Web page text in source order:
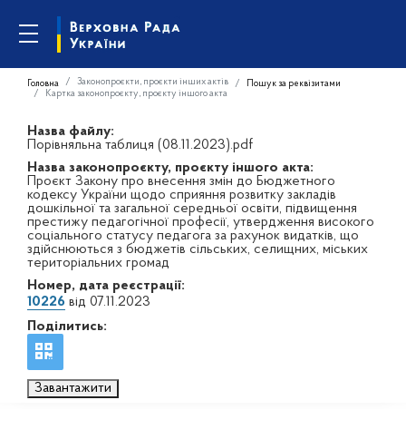
Головна Законопроєкти, проєкти інших актів
Пошук за реквізитами
Картка законопроєкту, проєкту іншого акта
Назва файлу:
Порівняльна таблиця (08.11.2023).pdf
Назва законопроєкту, проєкту іншого акта:
Проєкт Закону про внесення змін до Бюджетного
кодексу України щодо сприяння розвитку закладів
дошкільної та загальної середньої освіти, підвищення
престижу педагогічної професії, утвердження високого
соціального статусу педагога за рахунок видатків, що
здійснюються з бюджетів сільських, селищних, міських
територіальних громад
Номер, дата реєстрації:
10226 від 07.11.2023
Поділитись:
Завантажити